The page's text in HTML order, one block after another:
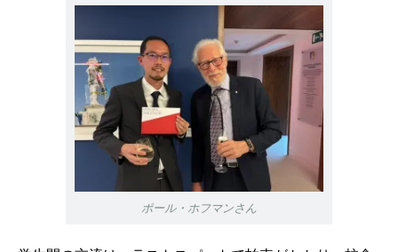
ポール・ホフマンさん